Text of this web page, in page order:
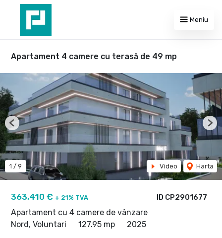
Meniu
Apartament 4 camere cu terasă de 49 mp
ID CP2901677
363,410 € + 21% TVA
Apartament cu 4 camere de vânzare
Nord, Voluntari
127.95 mp 2025
1 / 9 Video Harta
Previous